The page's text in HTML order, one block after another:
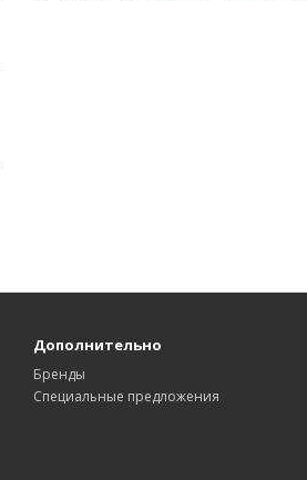
Дополнительно
Бренды
Специальные предложения